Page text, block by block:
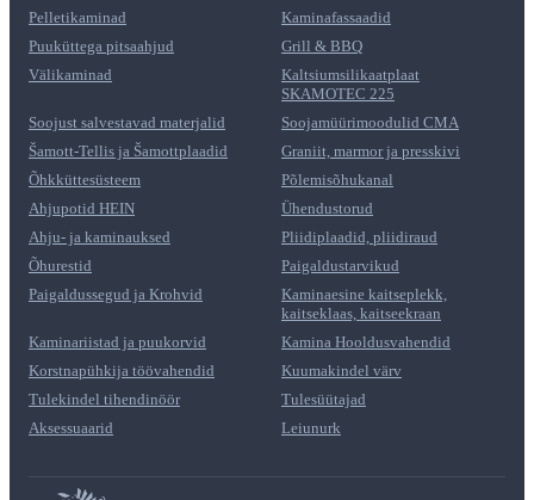
Pelletikaminad
Kaminafassaadid
Puuküttega pitsaahjud
Grill & BBQ
Välikaminad
Kaltsiumsilikaatplaat
SKAMOTEC 225
Soojust salvestavad materjalid
Soojamüürimoodulid CMA
Šamott-Tellis ja Šamottplaadid
Graniit, marmor ja presskivi
Õhkküttesüsteem
Põlemisõhukanal
Ahjupotid HEIN
Ühendustorud
Ahju- ja kaminauksed
Pliidiplaadid, pliidiraud
Õhurestid
Paigaldustarvikud
Paigaldussegud ja Krohvid
Kaminaesine kaitseplekk,
kaitseklaas, kaitseekraan
Kaminariistad ja puukorvid
Kamina Hooldusvahendid
Korstnapühkija töövahendid
Kuumakindel värv
Tulekindel tihendinöör
Tulesüütajad
Aksessuaarid
Leiunurk